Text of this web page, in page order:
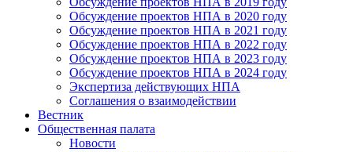
Обсуждение проектов НПА в 2020 году
Обсуждение проектов НПА в 2021 году
Обсуждение проектов НПА в 2022 году
Обсуждение проектов НПА в 2023 году
Обсуждение проектов НПА в 2024 году
Экспертиза действующих НПА
Соглашения о взаимодействии
Вестник
Общественная палата
Новости